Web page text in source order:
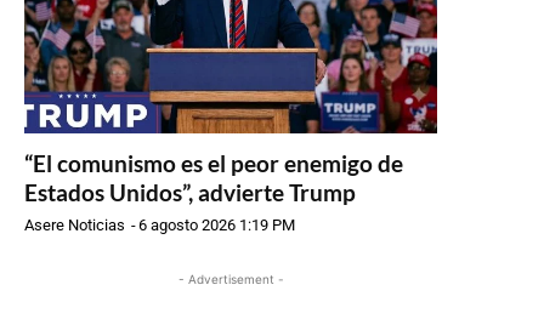
“El comunismo es el peor enemigo de
Estados Unidos”, advierte Trump
Asere Noticias -6 agosto 2026 1:19 PM
- Advertisement -